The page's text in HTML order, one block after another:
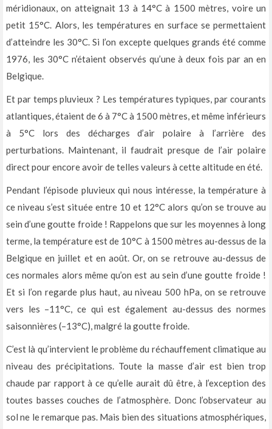
méridionaux, on atteignait 13 à 14°C à 1500 mètres, voire un
petit 15°C. Alors, les températures en surface se permettaient
d’atteindre les 30°C. Si l’on excepte quelques grands été comme
1976, les 30°C n’étaient observés qu’une à deux fois par an en
Belgique.
Et par temps pluvieux ? Les températures typiques, par courants
atlantiques, étaient de 6 à 7°C à 1500 mètres, et même inférieurs
à 5°C lors des décharges d’air polaire à l’arrière des
perturbations. Maintenant, il faudrait presque de l’air polaire
direct pour encore avoir de telles valeurs à cette altitude en été.
Pendant l’épisode pluvieux qui nous intéresse, la température à
ce niveau s’est située entre 10 et 12°C alors qu’on se trouve au
sein d’une goutte froide ! Rappelons que sur les moyennes à long
terme, la température est de 10°C à 1500 mètres au-dessus de la
Belgique en juillet et en août. Or, on se retrouve au-dessus de
ces normales alors même qu’on est au sein d’une goutte froide !
Et si l’on regarde plus haut, au niveau 500 hPa, on se retrouve
vers les –11°C, ce qui est également au-dessus des normes
saisonnières (–13°C), malgré la goutte froide.
C’est là qu’intervient le problème du réchauffement climatique au
niveau des précipitations. Toute la masse d’air est bien trop
chaude par rapport à ce qu’elle aurait dû être, à l’exception des
toutes basses couches de l’atmosphère. Donc l’observateur au
sol ne le remarque pas. Mais bien des situations atmosphériques,